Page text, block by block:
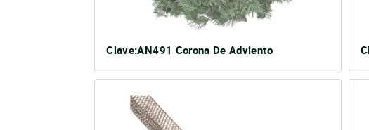
Clave:AN491 Corona De Adviento